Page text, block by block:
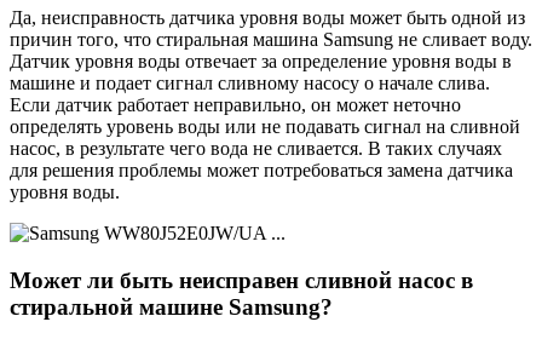
Да, неисправность датчика уровня воды может быть одной из
причин того, что стиральная машина Samsung не сливает воду.
Датчик уровня воды отвечает за определение уровня воды в
машине и подает сигнал сливному насосу о начале слива.
Если датчик работает неправильно, он может неточно
определять уровень воды или не подавать сигнал на сливной
насос, в результате чего вода не сливается. В таких случаях
для решения проблемы может потребоваться замена датчика
уровня воды.
Может ли быть неисправен сливной насос в
стиральной машине Samsung?